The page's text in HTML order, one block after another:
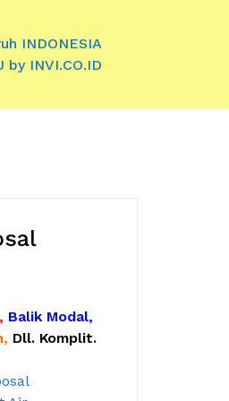
INDONESIA
by INVI.CO.ID
Balik Modal,
Dll. Komplit.